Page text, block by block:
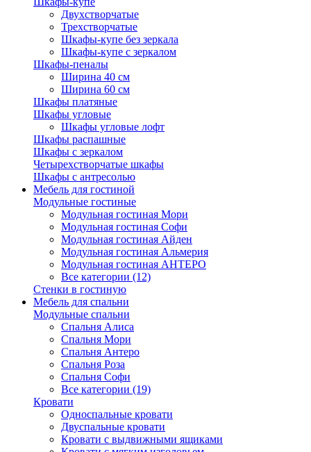
Двухстворчатые
Трехстворчатые
Шкафы-купе без зеркала
Шкафы-купе с зеркалом
Шкафы-пеналы
Ширина 40 см
Ширина 60 см
Шкафы платяные
Шкафы угловые
Шкафы угловые лофт
Шкафы распашные
Шкафы с зеркалом
Четырехстворчатые шкафы
Шкафы с антресолью
Мебель для гостиной
Модульные гостиные
Модульная гостиная Мори
Модульная гостиная Софи
Модульная гостиная Айден
Модульная гостиная Альмерия
Модульная гостиная АНТЕРО
Все категории (12)
Стенки в гостиную
Мебель для спальни
Модульные спальни
Спальня Алиса
Спальня Мори
Спальня Антеро
Спальня Роза
Спальня Софи
Все категории (19)
Кровати
Односпальные кровати
Двуспальные кровати
Кровати с выдвижными ящиками